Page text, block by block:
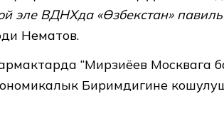
эле ВДНХда «Өзбекстан»
Нематов.
“Мирзиёев Москвага
Биримдигине